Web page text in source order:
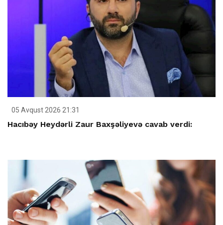
05 Avqust 2026 21:31
Hacıbəy Heydərli Zaur Baxşəliyevə cavab verdi: